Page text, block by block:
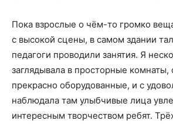
Пока взрослые о чём-то громко
с высокой сцены, в самом здании
педагоги проводили занятия. Я
заглядывала в просторные комнаты,
прекрасно оборудованные, и с
наблюдала там улыбчивые лица
интересным творчеством ребят.